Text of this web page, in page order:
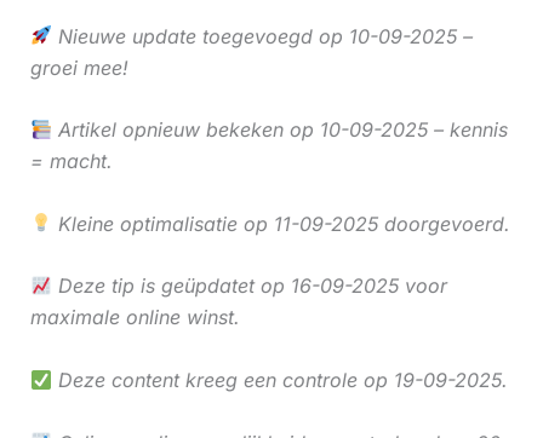
Nieuwe update toegevoegd op 10-09-2025 –
groei mee!
Artikel opnieuw bekeken op 10-09-2025 – kennis
= macht.
Kleine optimalisatie op 11-09-2025 doorgevoerd.
Deze tip is geüpdatet op 16-09-2025 voor
maximale online winst.
Deze content kreeg een controle op 19-09-2025.